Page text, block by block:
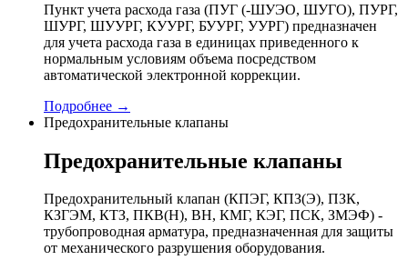
Пункт учета расхода газа (ПУГ (-ШУЭО, ШУГО), ПУРГ,
ШУРГ, ШУУРГ, КУУРГ, БУУРГ, УУРГ) предназначен
для учета расхода газа в единицах приведенного к
нормальным условиям объема посредством
автоматической электронной коррекции.
Подробнее →
Предохранительные клапаны
Предохранительные клапаны
Предохранительный клапан (КПЭГ, КПЗ(Э), ПЗК,
КЗГЭМ, КТЗ, ПКВ(Н), ВН, КМГ, КЭГ, ПСК, ЗМЭФ) -
трубопроводная арматура, предназначенная для защиты
от механического разрушения оборудования.